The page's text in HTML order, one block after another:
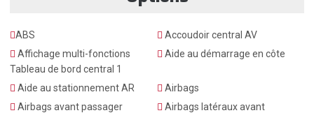
ABS
Accoudoir central AV
Affichage multi-fonctions
Tableau de bord central 1
Aide au démarrage en côte
Aide au stationnement AR
Airbags
Airbags avant passager
Airbags latéraux avant